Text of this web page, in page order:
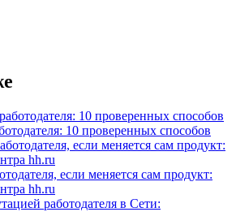
10 проверенных способов
если меняется сам продукт:
hh.ru